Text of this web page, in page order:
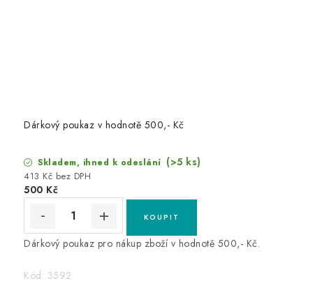
Dárkový poukaz v hodnotě 500,- Kč
Skladem, ihned k odeslání (>5 ks)
413 Kč bez DPH
500 Kč
Dárkový poukaz pro nákup zboží v hodnotě 500,- Kč.
Kód: 3592